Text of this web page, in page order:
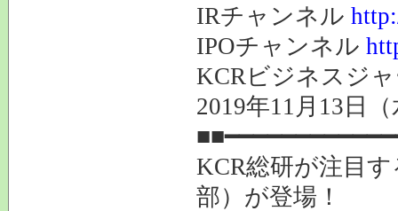
IRチャンネル
IPOチャンネル
KCRビジネスジ
2019年11月13
KCR総研が注目
部）が登場！